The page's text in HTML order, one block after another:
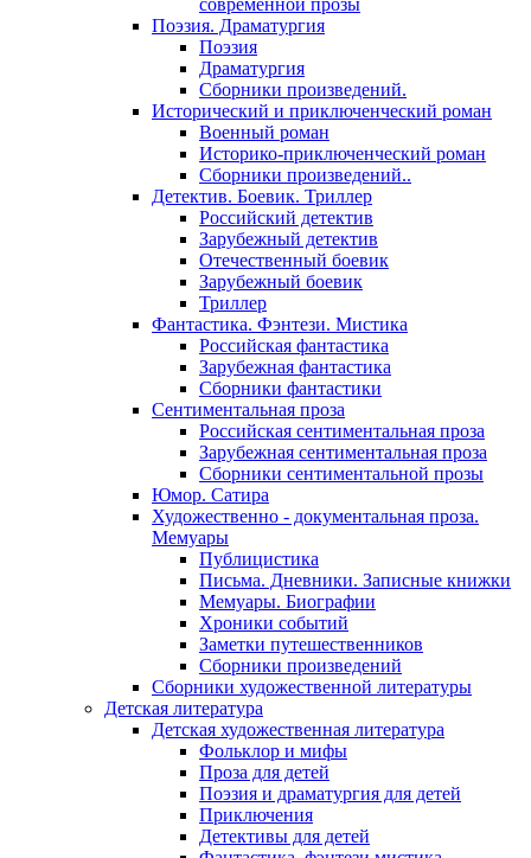
современной прозы
Поэзия. Драматургия
Поэзия
Драматургия
Сборники произведений.
Исторический и приключенческий роман
Военный роман
Историко-приключенческий роман
Сборники произведений..
Детектив. Боевик. Триллер
Российский детектив
Зарубежный детектив
Отечественный боевик
Зарубежный боевик
Триллер
Фантастика. Фэнтези. Мистика
Российская фантастика
Зарубежная фантастика
Сборники фантастики
Сентиментальная проза
Российская сентиментальная проза
Зарубежная сентиментальная проза
Сборники сентиментальной прозы
Юмор. Сатира
Художественно - документальная проза.
Мемуары
Публицистика
Письма. Дневники. Записные книжки
Мемуары. Биографии
Хроники событий
Заметки путешественников
Сборники произведений
Сборники художественной литературы
Детская литература
Детская художественная литература
Фольклор и мифы
Проза для детей
Поэзия и драматургия для детей
Приключения
Детективы для детей